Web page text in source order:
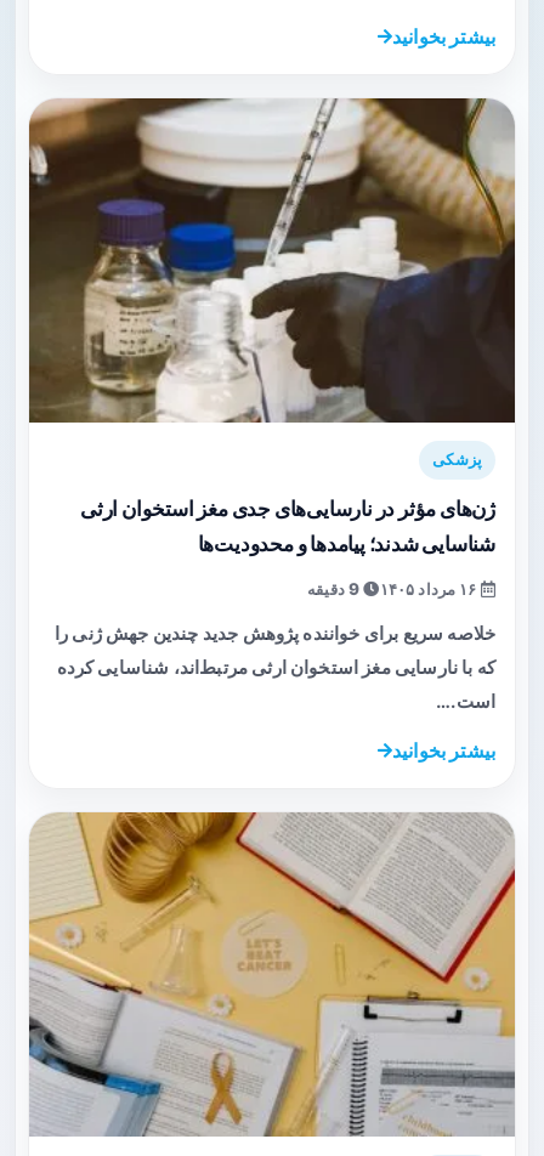
بیشتر بخوانید
پزشکی
ژن‌های مؤثر در نارسایی‌های جدی مغز استخوان ارثی
شناسایی شدند؛ پیامدها و محدودیت‌ها
9 دقیقه
خلاصه سریع برای خواننده پژوهش جدید چندین جهش ژنی را
که با نارسایی مغز استخوان ارثی مرتبط‌اند، شناسایی کرده
است.…
بیشتر بخوانید